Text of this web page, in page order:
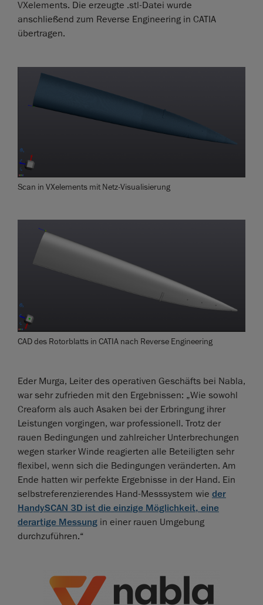
VXelements. Die erzeugte .stl-Datei wurde
anschließend zum Reverse Engineering in CATIA
übertragen.
Scan in VXelements mit Netz-Visualisierung
CAD des Rotorblatts in CATIA nach Reverse Engineering
Eder Murga, Leiter des operativen Geschäfts bei Nabla,
war sehr zufrieden mit den Ergebnissen: „Wie sowohl
Creaform als auch Asaken bei der Erbringung ihrer
Leistungen vorgingen, war professionell. Trotz der
rauen Bedingungen und zahlreicher Unterbrechungen
wegen starker Winde reagierten alle Beteiligten sehr
flexibel, wenn sich die Bedingungen veränderten. Am
Ende hatten wir perfekte Ergebnisse in der Hand. Ein
selbstreferenzierendes Hand-Messsystem wie der
HandySCAN 3D ist die einzige Möglichkeit, eine
derartige Messung in einer rauen Umgebung
durchzuführen.“